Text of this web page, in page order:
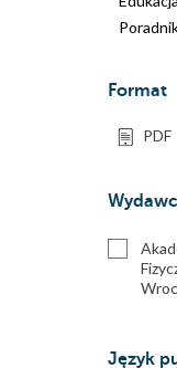
Format
PDF
Język